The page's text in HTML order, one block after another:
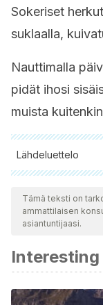
Sokeriset
suklaalla,
Nauttimalla
pidät ihosi
muista
Lähdeluettelo
Kaikki lainatut
toimesta
ajantasaisuuden
Mendez-
Cerrada
dermatitis in
Tämä teksti on
ammattilaisen
asiantuntijaasi.